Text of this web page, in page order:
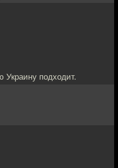
подходит.